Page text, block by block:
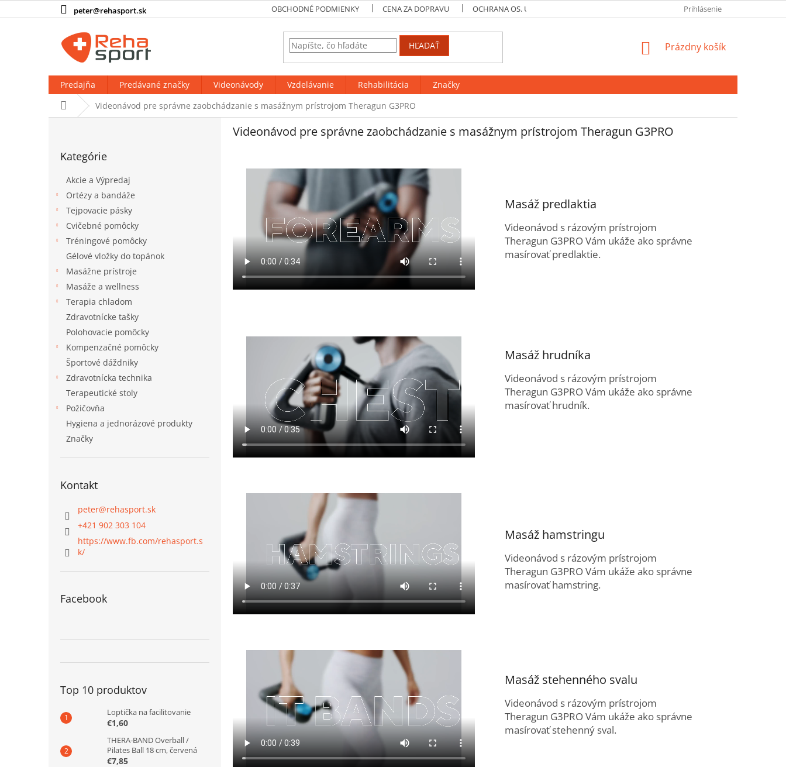
na
peter@rehasport.sk OBCHODNÉ PODMIENKY CENA ZA DOPRAVU OCHRANA OS. ÚDAJOV Prihlásenie
HĽADAŤ
NÁKUPNÝ
Prázdny košík
Predajňa Predávané značky Videonávody Vzdelávanie Rehabilitácia
Značky
DomovVideonávod pre správne zaobchádzanie s masážnym prístrojom Theragun G3PRO
kategórie
Kategórie
Akcie a Výpredaj
Ortézy a bandáže
Tejpovacie pásky
Cvičebné pomôcky
Tréningové pomôcky
Gélové vložky do topánok
Masážne prístroje
Masáže a wellness
Terapia chladom
Zdravotnícke tašky
Polohovacie pomôcky
Kompenzačné pomôcky
Športové dáždniky
Zdravotnícka technika
Terapeutické stoly
Požičovňa
Hygiena a jednorázové produkty
Značky
Kontakt
peter@rehasport.sk
+421 902 303 104
https://www.fb.com/rehasport.s
k/
Facebook
Top 10 produktov
Loptička na facilitovanie
€1,60
THERA-BAND Overball /
Pilates Ball 18 cm, červená
€7,85
Videonávod pre správne zaobchádzanie s masážnym prístrojom Theragun G3PRO
Masáž predlaktia
Videonávod s rázovým prístrojom
Theragun G3PRO Vám ukáže ako správne
masírovať predlaktie.
Masáž hrudníka
Videonávod s rázovým prístrojom
Theragun G3PRO Vám ukáže ako správne
masírovať hrudník.
Masáž hamstringu
Videonávod s rázovým prístrojom
Theragun G3PRO Vám ukáže ako správne
masírovať hamstring.
Masáž stehenného svalu
Videonávod s rázovým prístrojom
Theragun G3PRO Vám ukáže ako správne
masírovať stehenný sval.